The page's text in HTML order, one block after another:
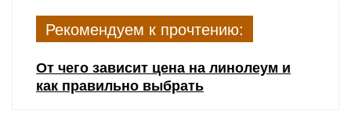
Рекомендуем к прочтению:
От чего зависит цена на линолеум и
как правильно выбрать